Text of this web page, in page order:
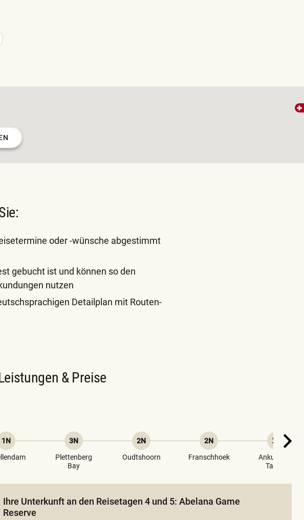
oder -wünsche abgestimmt
gebucht ist und können so den
nutzen
Detailplan mit Routen-
& Preise
1N
3N
Plettenberg
Bay
2N
Oudtshoorn
2N
Franschhoek
Ankunft DE
Tag 22
Ihre Unterkunft an den Reisetagen 4 und 5: Abelana Game
Reserve